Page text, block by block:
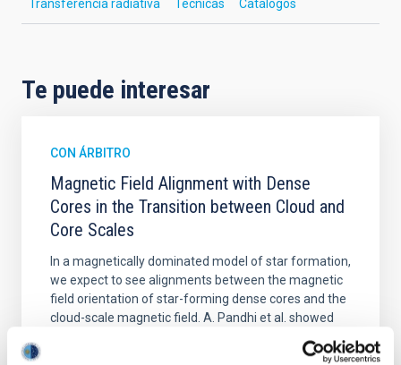
Transferencia radiativa
Técnicas Catálogos
Te puede interesar
CON ÁRBITRO
Magnetic Field Alignment with Dense
Cores in the Transition between Cloud and
Core Scales
In a magnetically dominated model of star formation,
we expect to see alignments between the magnetic
field orientation of star-forming dense cores and the
cloud-scale magnetic field. A. Pandhi et al. showed
their angular momentum vectors appear random